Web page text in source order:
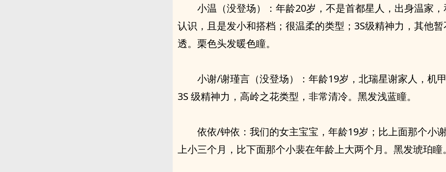
小温（没登场）：年龄20岁，不是首都星人，出身温家
认识，且是发小和搭档；很温柔的类型；3S级精神力，其他暂
透。栗色头发暖色瞳。
小谢/谢瑾言（没登场）：年龄19岁，北瑞星谢家人，机
3S 级精神力，高岭之花类型，非常清冷。黑发浅蓝瞳。
依依/钟依：我们的女主宝宝，年龄19岁；比上面那个小
上小三个月，比下面那个小裴在年龄上大两个月。黑发琥珀瞳。